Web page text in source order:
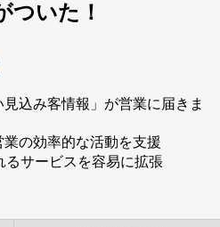
ついた！
込み客情報」が営業に届きま
の効率的な活動を支援
るサービスを容易に拡張